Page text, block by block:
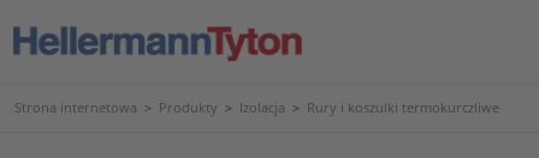
Strona internetowa > Produkty > Izolacja > Rury i koszulki termokurczliwe